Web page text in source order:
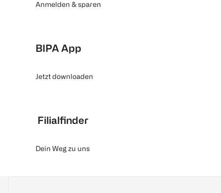
Anmelden & sparen
BIPA App
Jetzt downloaden
Filialfinder
Dein Weg zu uns